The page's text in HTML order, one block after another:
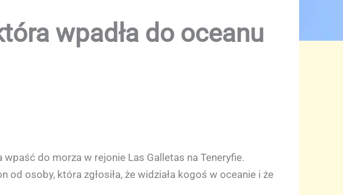
wpadła do oceanu
do morza w rejonie Las Galletas na Teneryfie.
osoby, która zgłosiła, że widziała kogoś w oceanie i że